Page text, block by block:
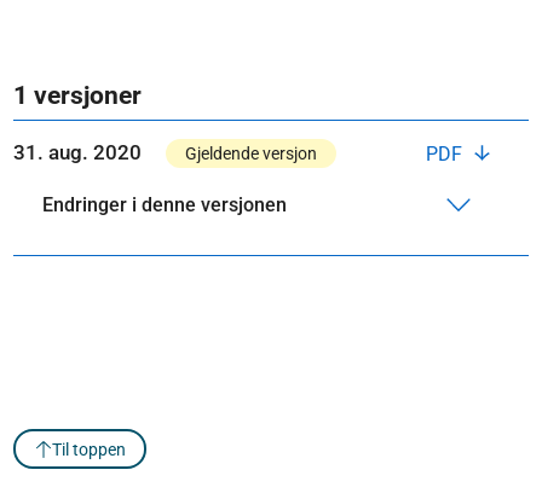
1 versjoner
PDF
31. aug. 2020 Gjeldende versjon
Endringer i denne versjonen
Til toppen